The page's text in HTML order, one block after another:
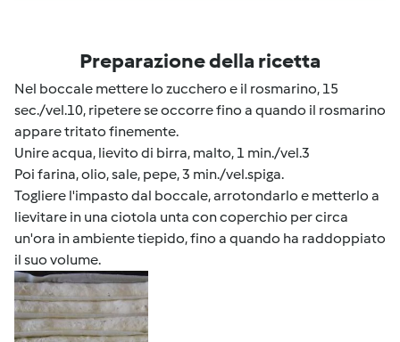
Preparazione della ricetta
Nel boccale mettere lo zucchero e il rosmarino, 15
sec./vel.10, ripetere se occorre fino a quando il rosmarino
appare tritato finemente.
Unire acqua, lievito di birra, malto, 1 min./vel.3
Poi farina, olio, sale, pepe, 3 min./vel.spiga.
Togliere l'impasto dal boccale, arrotondarlo e metterlo a
lievitare in una ciotola unta con coperchio per circa
un'ora in ambiente tiepido, fino a quando ha raddoppiato
il suo volume.